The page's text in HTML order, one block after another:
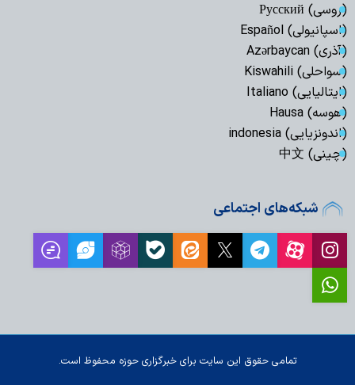
(روسی) Русский
(اسپانیولی) Español
(آذری) Azərbaycan
(سواحلی) Kiswahili
(ایتالیایی) Italiano
(هوسه) Hausa
(اندونزیایی) indonesia
(چینی) 中文
شبکه‌های اجتماعی
تمامی حقوق این سایت برای خبرگزاری حوزه محفوظ است.